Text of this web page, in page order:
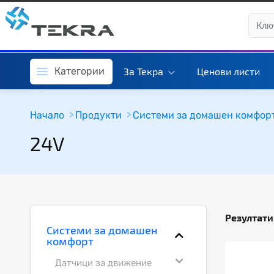
Категории За Текра Ценови листи
Начало Продукти Системи за домашен
24V
Системи за домашен
комфорт
Датчици за движение